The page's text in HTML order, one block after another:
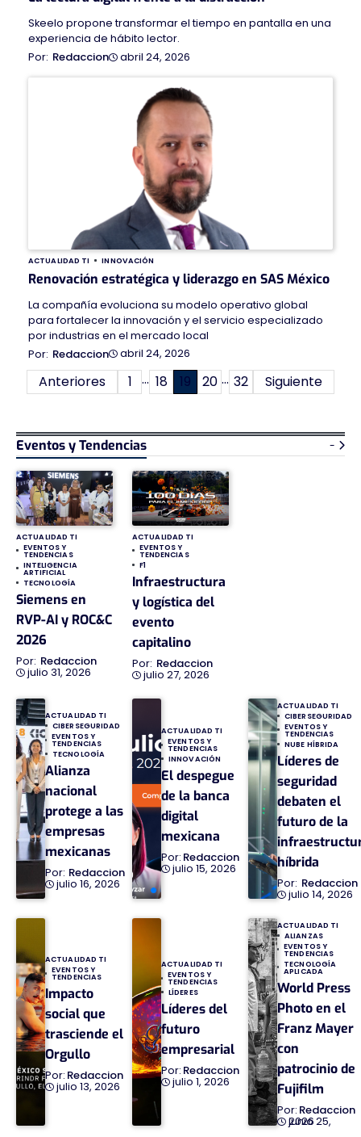
Skeelo propone transformar el tiempo en pantalla en una
experiencia de hábito lector.
Redaccion
abril 24, 2026
ACTUALIDAD TI INNOVACIÓN
Renovación estratégica y liderazgo en SAS México
La compañía evoluciona su modelo operativo global
para fortalecer la innovación y el servicio especializado
por industrias en el mercado local
Redaccion
abril 24, 2026
Paginación
entradas
Anteriores 1 … 18 19 20 … 32 Siguiente
Eventos y Tendencias -
ACTUALIDAD TI
EVENTOS Y
TENDENCIAS
INTELIGENCIA
ARTIFICIAL
TECNOLOGÍA
Siemens en
RVP-AI y ROC&C
2026
Redaccion
julio 31, 2026
ACTUALIDAD TI
EVENTOS Y
TENDENCIAS
F1
Infraestructura
y logística del
evento
capitalino
Redaccion
julio 27, 2026
ACTUALIDAD TI
CIBERSEGURIDAD
EVENTOS Y
TENDENCIAS
TECNOLOGÍA
Alianza
nacional
protege a las
empresas
mexicanas
Redaccion
julio 16, 2026
ACTUALIDAD TI
EVENTOS Y
TENDENCIAS
INNOVACIÓN
El despegue
de la banca
digital
mexicana
Redaccion
julio 15, 2026
ACTUALIDAD TI
CIBERSEGURIDAD
EVENTOS Y
TENDENCIAS
NUBE HÍBRIDA
Líderes de
seguridad
debaten el
futuro de la
híbrida
Redaccion
julio 14, 2026
ACTUALIDAD TI
EVENTOS Y
TENDENCIAS
Impacto
social que
trasciende el
Orgullo
Redaccion
julio 13, 2026
ACTUALIDAD TI
EVENTOS Y
TENDENCIAS
LÍDERES
Líderes del
futuro
empresarial
Redaccion
julio 1, 2026
ACTUALIDAD TI
ALIANZAS
EVENTOS Y
TENDENCIAS
TECNOLOGÍA
APLICADA
World Press
Photo en el
Franz Mayer
con
patrocinio de
Fujifilm
Redaccion
junio 25, 2026